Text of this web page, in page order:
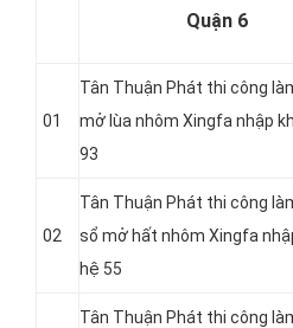
Quận 6
01
Tân Thuận Phát thi công
mở lùa nhôm Xingfa nhập
93
02
Tân Thuận Phát thi công
sổ mở hất nhôm Xingfa
hệ 55
Tân Thuận Phát thi công